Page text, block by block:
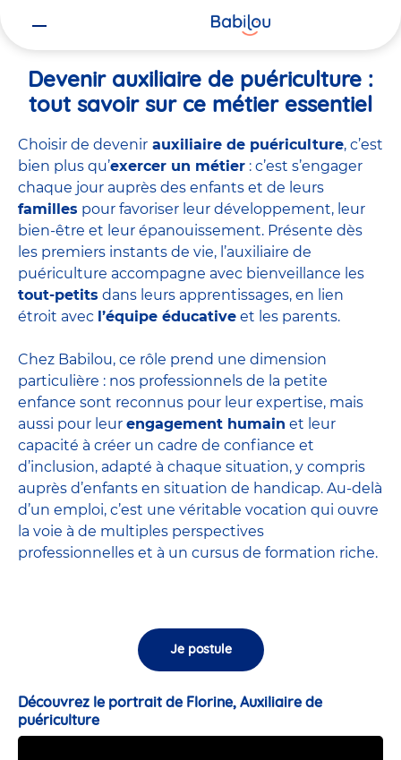
Devenir auxiliaire de puériculture :
tout savoir sur ce métier essentiel
Choisir de devenir auxiliaire de puériculture, c’est
bien plus qu’exercer un métier : c’est s’engager
chaque jour auprès des enfants et de leurs
familles pour favoriser leur développement, leur
bien-être et leur épanouissement. Présente dès
les premiers instants de vie, l’auxiliaire de
puériculture accompagne avec bienveillance les
tout-petits dans leurs apprentissages, en lien
étroit avec l’équipe éducative et les parents.
Chez Babilou, ce rôle prend une dimension
particulière : nos professionnels de la petite
enfance sont reconnus pour leur expertise, mais
aussi pour leur engagement humain et leur
capacité à créer un cadre de confiance et
d’inclusion, adapté à chaque situation, y compris
auprès d’enfants en situation de handicap. Au-delà
d’un emploi, c’est une véritable vocation qui ouvre
la voie à de multiples perspectives
professionnelles et à un cursus de formation riche.
Je postule
Découvrez le portrait de Florine, Auxiliaire de
puériculture